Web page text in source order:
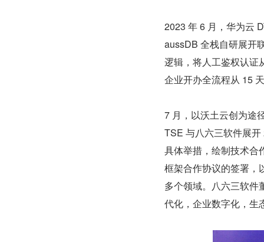
2023 年 6 月，华为云
aussDB 全栈自研展开
逻辑，将人工鉴权认证
企业开办全流程从 15
7 月，以沃土云创为途
TSE 与八六三软件展
具体举措，绘制技术合
框架合作协议的签署，
多个领域。八六三软件
代化，企业数字化，生